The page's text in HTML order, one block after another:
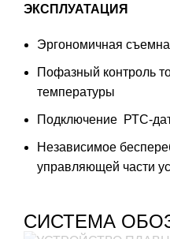
ЭКСПЛУАТАЦИЯ
Эргономичная
Пофазный контроль
температуры
Подключение РТС-
Независимое
управляющей части
СИСТЕМА